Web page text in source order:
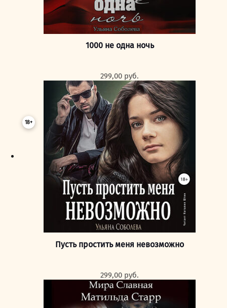
1000 не одна ночь
299,00 руб.
18+
Пусть простить меня невозможно
299,00 руб.